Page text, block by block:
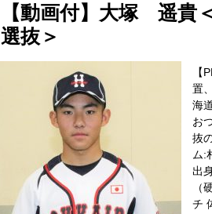
【動画付】大塚 遥貴
選抜＞
【
置
海
お
抜
ム:
出
（
チ